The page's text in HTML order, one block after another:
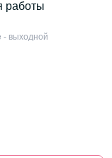
работы
- выходной